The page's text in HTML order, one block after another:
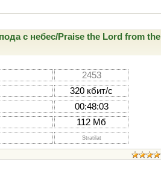
с небес/Praise the Lord from the
2453
320 кбит/с
00:48:03
112 Мб
Stratilat